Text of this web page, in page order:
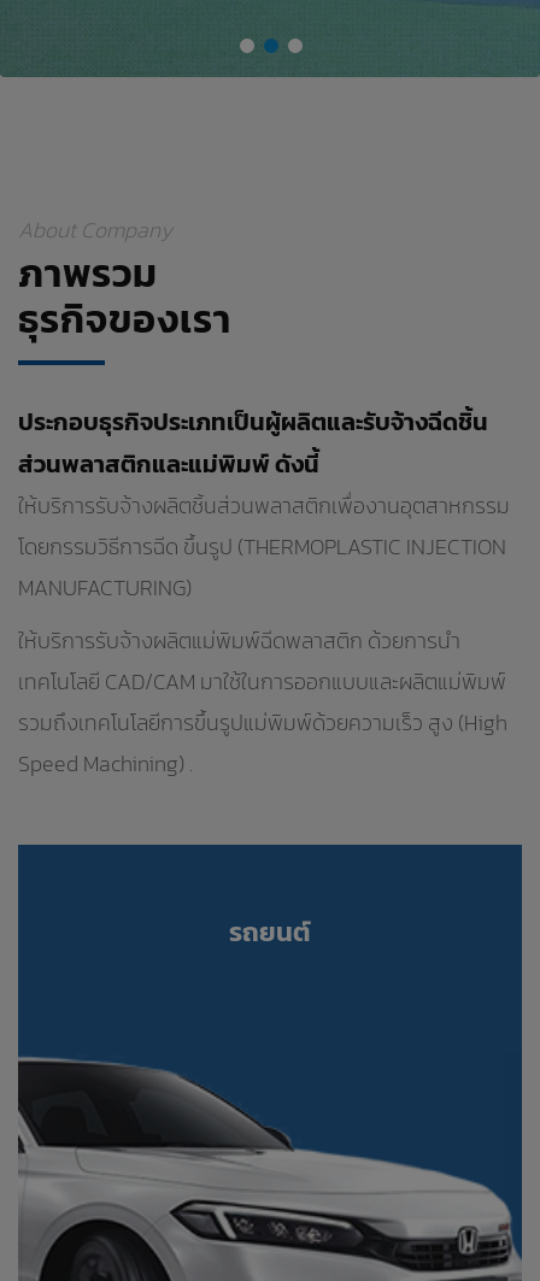
About Company
ภาพรวม
ธุรกิจของเรา
ประกอบธุรกิจประเภทเป็นผู้ผลิตและรับจ้างฉีดชิ้น
ส่วนพลาสติกและแม่พิมพ์ ดังนี้
ให้บริการรับจ้างผลิตชิ้นส่วนพลาสติกเพื่องานอุตสาหกรรม
โดยกรรมวิธีการฉีด ขึ้นรูป (THERMOPLASTIC INJECTION
MANUFACTURING)
ให้บริการรับจ้างผลิตแม่พิมพ์ฉีดพลาสติก ด้วยการนำ
เทคโนโลยี CAD/CAM มาใช้ในการออกแบบและผลิตแม่พิมพ์
รวมถึงเทคโนโลยีการขึ้นรูปแม่พิมพ์ด้วยความเร็ว สูง (High
Speed Machining) .
รถยนต์